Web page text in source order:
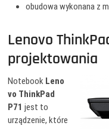
obudowa wykonana z
Lenovo
projektowania
Notebook Leno
vo ThinkPad
P71 jest to
urządzenie, które